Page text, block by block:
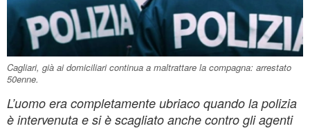
Cagliari, già ai domiciliari continua a maltrattare la compagna: arrestato
50enne.
L’uomo era completamente ubriaco quando la polizia
è intervenuta e si è scagliato anche contro gli agenti